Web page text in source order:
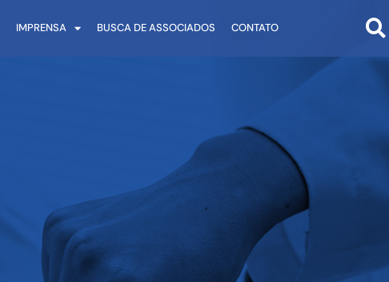
IMPRENSA BUSCA DE ASSOCIADOS CONTATO